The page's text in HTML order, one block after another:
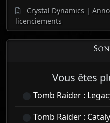
Crystal Dynamics |
licenciements
Vous êtes
Tomb Raider :
Tomb Raider :